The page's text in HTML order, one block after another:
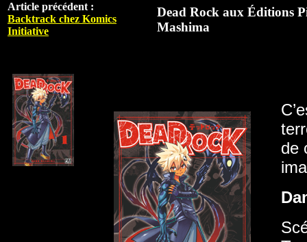
Article précédent :
Backtrack chez Komics
Initiative
Dead Rock aux Éditions
Mashima
de